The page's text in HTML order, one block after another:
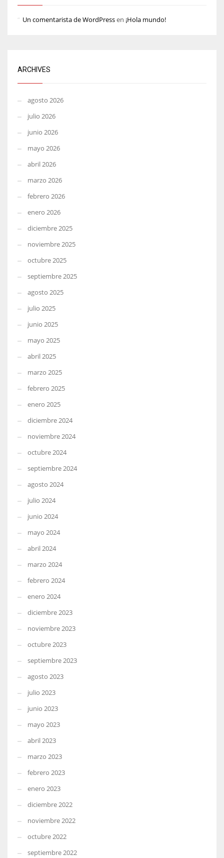
Un comentarista de WordPressen ¡Hola mundo!
ARCHIVES
agosto 2026
julio 2026
junio 2026
mayo 2026
abril 2026
marzo 2026
febrero 2026
enero 2026
diciembre 2025
noviembre 2025
octubre 2025
septiembre 2025
agosto 2025
julio 2025
junio 2025
mayo 2025
abril 2025
marzo 2025
febrero 2025
enero 2025
diciembre 2024
noviembre 2024
octubre 2024
septiembre 2024
agosto 2024
julio 2024
junio 2024
mayo 2024
abril 2024
marzo 2024
febrero 2024
enero 2024
diciembre 2023
noviembre 2023
octubre 2023
septiembre 2023
agosto 2023
julio 2023
junio 2023
mayo 2023
abril 2023
marzo 2023
febrero 2023
enero 2023
diciembre 2022
noviembre 2022
octubre 2022
septiembre 2022